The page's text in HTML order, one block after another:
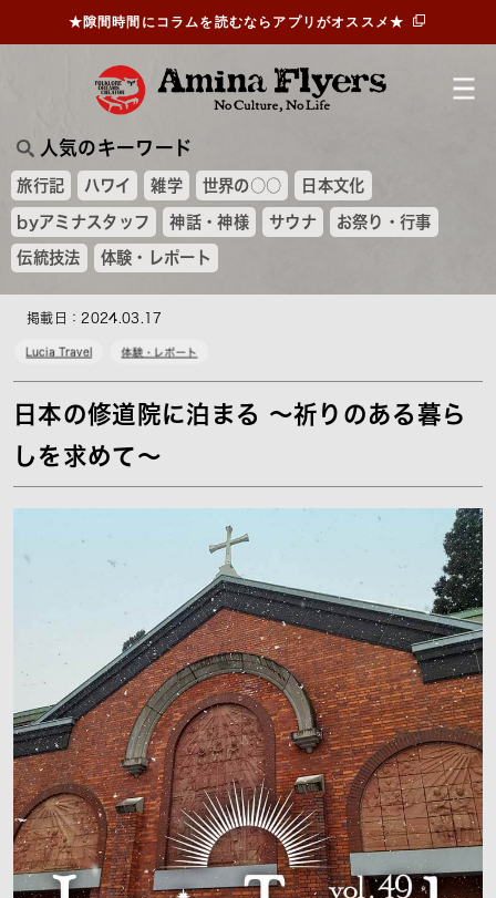
人気のキーワード
旅行記 ハワイ 雑学 世界の○○ 日本文化
byアミナスタッフ 神話・神様 サウナ お祭り・行事
伝統技法 体験・レポート
★隙間時間にコラムを読むならアプリがオススメ★
掲載日：2024.03.17
Lucia Travel 体験・レポート
日本の修道院に泊まる ～祈りのある暮ら
しを求めて～